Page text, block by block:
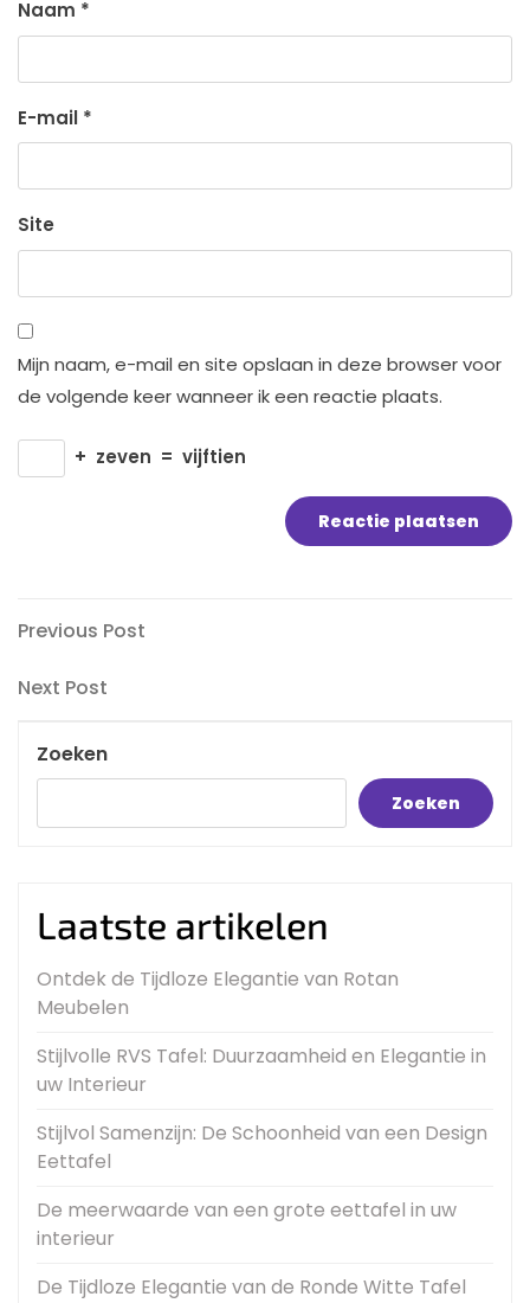
Naam *
E-mail *
Site
Mijn naam, e-mail en site opslaan in deze browser voor
de volgende keer wanneer ik een reactie plaats.
+ zeven = vijftien
Bericht
navigatie
Previous
Previous Post
Next
Next Post
Zoeken
Zoeken
Laatste artikelen
Ontdek de Tijdloze Elegantie van Rotan
Meubelen
Stijlvolle RVS Tafel: Duurzaamheid en Elegantie in
uw Interieur
Stijlvol Samenzijn: De Schoonheid van een Design
Eettafel
De meerwaarde van een grote eettafel in uw
interieur
De Tijdloze Elegantie van de Ronde Witte Tafel